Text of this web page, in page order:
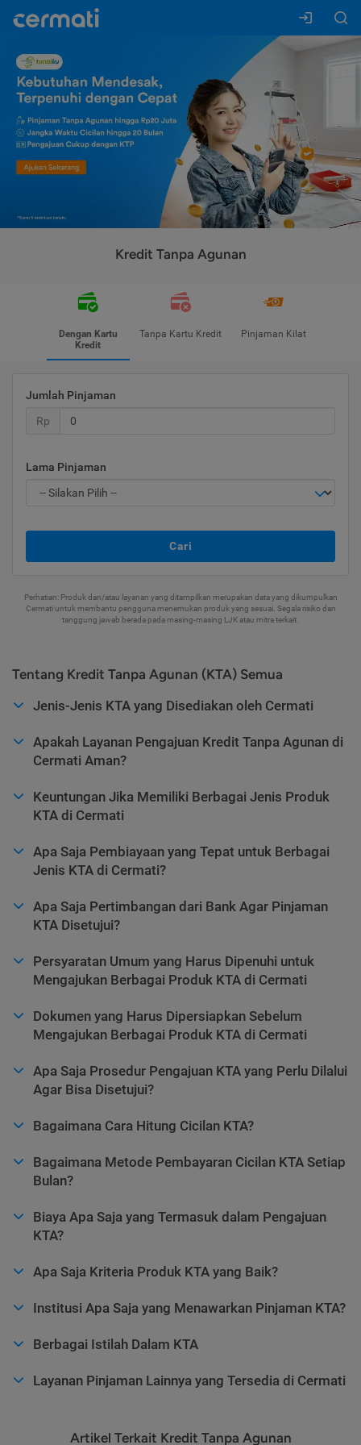
Kredit Tanpa Agunan
Dengan Kartu
Kredit
Tanpa Kartu Kredit Pinjaman Kilat
Jumlah Pinjaman
Rp
Lama Pinjaman
Cari
Perhatian: Produk dan/atau layanan yang ditampilkan merupakan data yang dikumpulkan
Cermati untuk membantu pengguna menemukan produk yang sesuai. Segala risiko dan
tanggung jawab berada pada masing-masing LJK atau mitra terkait.
Tentang Kredit Tanpa Agunan (KTA) Semua
Jenis-Jenis KTA yang Disediakan oleh Cermati
Apakah Layanan Pengajuan Kredit Tanpa Agunan di
Cermati Aman?
Keuntungan Jika Memiliki Berbagai Jenis Produk
KTA di Cermati
Apa Saja Pembiayaan yang Tepat untuk Berbagai
Jenis KTA di Cermati?
Apa Saja Pertimbangan dari Bank Agar Pinjaman
KTA Disetujui?
Persyaratan Umum yang Harus Dipenuhi untuk
Mengajukan Berbagai Produk KTA di Cermati
Dokumen yang Harus Dipersiapkan Sebelum
Mengajukan Berbagai Produk KTA di Cermati
Apa Saja Prosedur Pengajuan KTA yang Perlu Dilalui
Agar Bisa Disetujui?
Bagaimana Cara Hitung Cicilan KTA?
Bagaimana Metode Pembayaran Cicilan KTA Setiap
Bulan?
Biaya Apa Saja yang Termasuk dalam Pengajuan
KTA?
Apa Saja Kriteria Produk KTA yang Baik?
Institusi Apa Saja yang Menawarkan Pinjaman KTA?
Berbagai Istilah Dalam KTA
Layanan Pinjaman Lainnya yang Tersedia di Cermati
Artikel Terkait Kredit Tanpa Agunan